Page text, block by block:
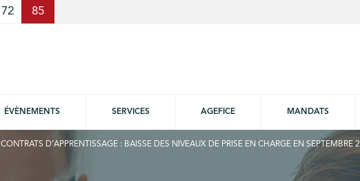
72 85
ÉVÈNEMENTS SERVICES AGEFICE MANDATS
CONTRATS D’APPRENTISSAGE : BAISSE DES NIVEAUX DE PRISE EN CHARGE EN SEPTEMBRE